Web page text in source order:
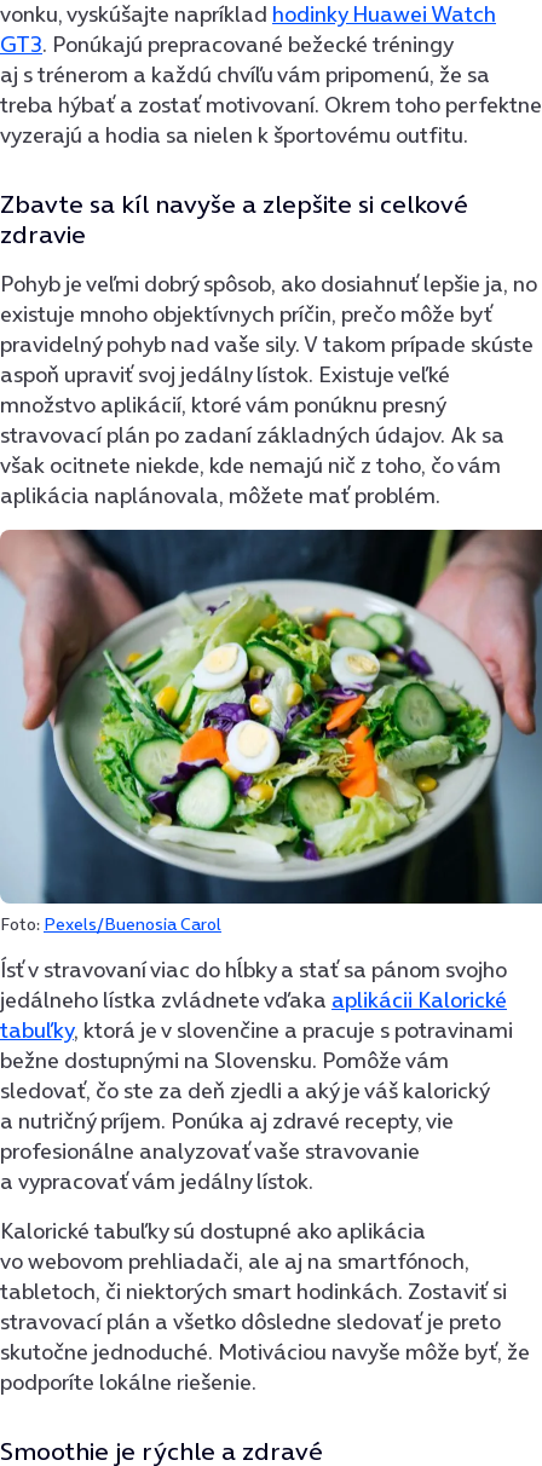
vonku, vyskúšajte napríklad hodinky Huawei Watch
GT3. Ponúkajú prepracované bežecké tréningy
aj s trénerom a každú chvíľu vám pripomenú, že sa
treba hýbať a zostať motivovaní. Okrem toho perfektne
vyzerajú a hodia sa nielen k športovému outfitu.
Zbavte sa kíl navyše a zlepšite si celkové
zdravie
Pohyb je veľmi dobrý spôsob, ako dosiahnuť lepšie ja, no
existuje mnoho objektívnych príčin, prečo môže byť
pravidelný pohyb nad vaše sily. V takom prípade skúste
aspoň upraviť svoj jedálny lístok. Existuje veľké
množstvo aplikácií, ktoré vám ponúknu presný
stravovací plán po zadaní základných údajov. Ak sa
však ocitnete niekde, kde nemajú nič z toho, čo vám
aplikácia naplánovala, môžete mať problém.
Foto: Pexels/Buenosia Carol
Ísť v stravovaní viac do hĺbky a stať sa pánom svojho
jedálneho lístka zvládnete vďaka aplikácii Kalorické
tabuľky, ktorá je v slovenčine a pracuje s potravinami
bežne dostupnými na Slovensku. Pomôže vám
sledovať, čo ste za deň zjedli a aký je váš kalorický
a nutričný príjem. Ponúka aj zdravé recepty, vie
profesionálne analyzovať vaše stravovanie
a vypracovať vám jedálny lístok.
Kalorické tabuľky sú dostupné ako aplikácia
vo webovom prehliadači, ale aj na smartfónoch,
tabletoch, či niektorých smart hodinkách. Zostaviť si
stravovací plán a všetko dôsledne sledovať je preto
skutočne jednoduché. Motiváciou navyše môže byť, že
podporíte lokálne riešenie.
Smoothie je rýchle a zdravé